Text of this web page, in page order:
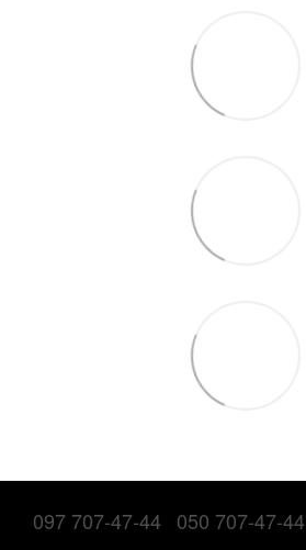
097 707-47-44 050 707-47-44